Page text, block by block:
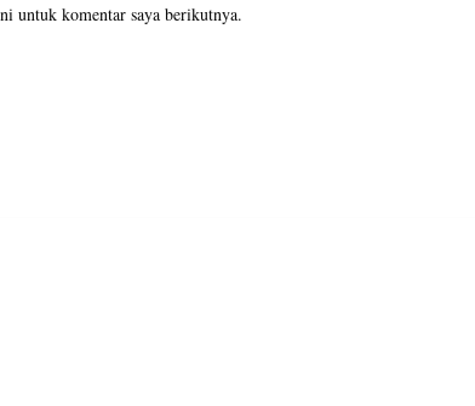
untuk komentar saya berikutnya.